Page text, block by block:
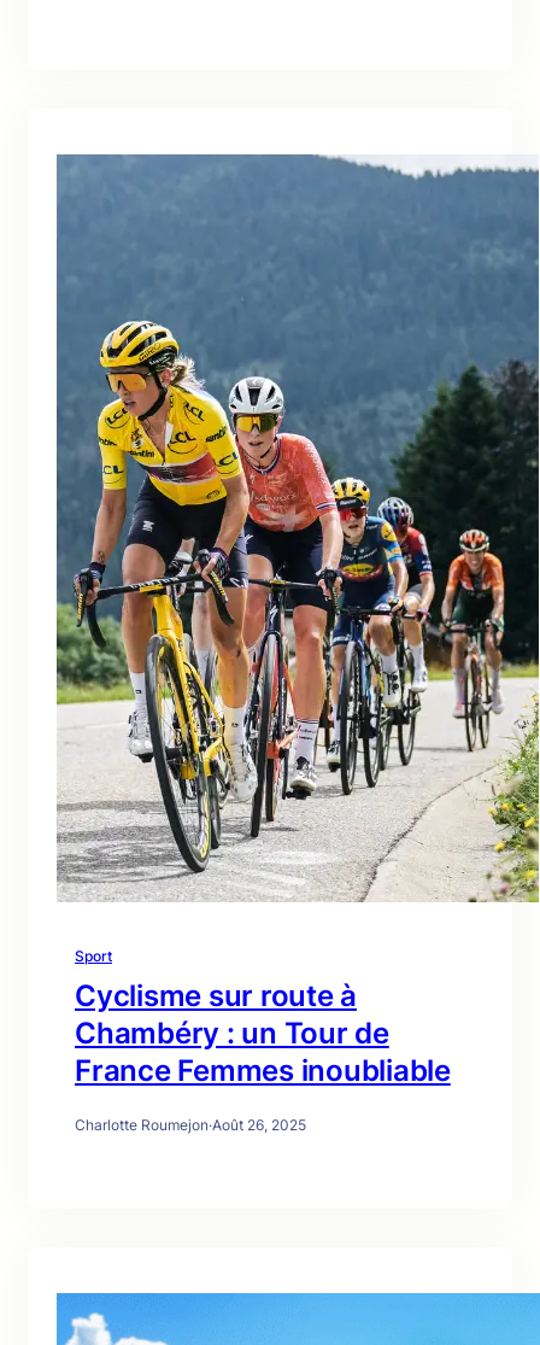
Sport
Cyclisme sur route à
Chambéry : un Tour de
France Femmes inoubliable
Charlotte Roumejon·Août 26, 2025